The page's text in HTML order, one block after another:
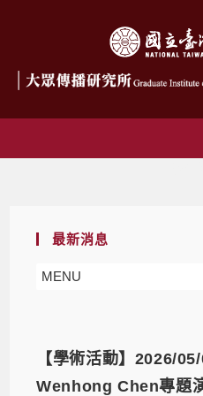
最新消息
MENU
【學術活動】2026/
Wenhong Chen專題